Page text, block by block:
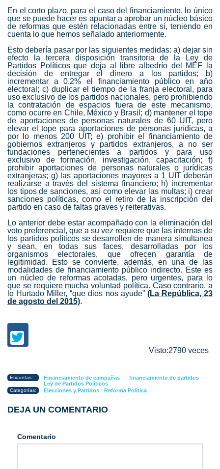
En el corto plazo, para el caso del financiamiento, lo único
que se puede hacer es apuntar a aprobar un núcleo básico
de reformas que estén relacionadas entre sí, teniendo en
cuenta lo que hemos señalado anteriormente.
Esto debería pasar por las siguientes medidas: a) dejar sin
efecto la tercera disposición transitoria de la Ley de
Partidos Políticos que deja al libre albedrío del MEF la
decisión de entregar el dinero a los partidos; b)
incrementar a 0.2% el financiamiento público en año
electoral; c) duplicar el tiempo de la franja electoral, para
uso exclusivo de los partidos nacionales, pero prohibiendo
la contratación de espacios fuera de este mecanismo,
como ocurre en Chile, México y Brasil; d) mantener el tope
de aportaciones de personas naturales de 60 UIT, pero
elevar el tope para aportaciones de personas jurídicas, a
por lo menos 200 UIT; e) prohibir el financiamiento de
gobiernos extranjeros y partidos extranjeros, a no ser
fundaciones pertenecientes a partidos y para uso
exclusivo de formación, investigación, capacitación; f)
prohibir aportaciones de personas naturales o jurídicas
extranjeras; g) las aportaciones mayores a 1 UIT deberán
realizarse a través del sistema financiero; h) incrementar
los tipos de sanciones, así como elevar las multas; i) crear
sanciones políticas, como el retiro de la inscripción del
partido en caso de faltas graves y reiterativas.
Lo anterior debe estar acompañado con la eliminación del
voto preferencial, que a su vez requiere que las internas de
los partidos políticos se desarrollen de manera simultanea
y sean, en todas sus faces, desarrolladas por los
organismos electorales, que ofrecen garantía de
legitimidad. Esto se convierte, además, en una de las
modalidades de financiamiento público indirecto. Este es
un núcleo de reformas acotadas, pero urgentes, para lo
que se requiere mucha voluntad política. Caso contrario, a
lo Hurtado Miller, “que dios nos ayude” (La República, 23
de agosto del 2015).
Visto:2790 veces
Etiquetas: Financiamiento de campañas - financiamiento de partidos -
Ley de Partidos Políticos
Categorías: Elecciones y Partidos Reforma Política
DEJA UN COMENTARIO
Comentario